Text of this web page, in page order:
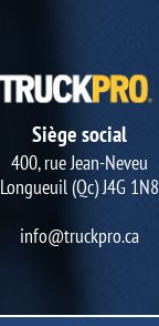
Siège social
400, rue Jean-Neveu
Longueuil (Qc) J4G 1N8
info@truckpro.ca